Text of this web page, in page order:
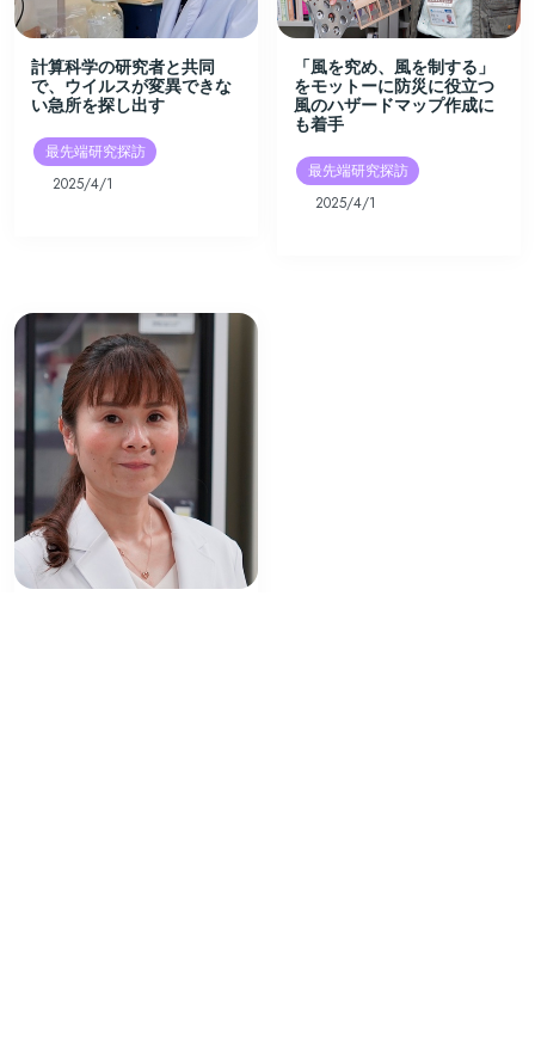
計算科学の研究者と共同
で、ウイルスが変異できな
い急所を探し出す
最先端研究探訪
2025/4/1
「風を究め、風を制する」
をモットーに防災に役立つ
風のハザードマップ作成に
も着手
最先端研究探訪
2025/4/1